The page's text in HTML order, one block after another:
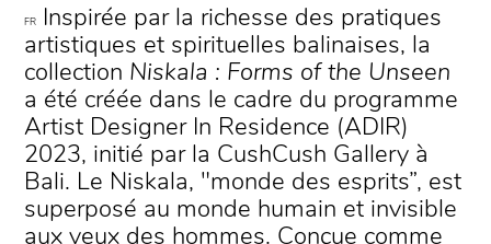
FR
Inspirée par la richesse des pratiques
artistiques et spirituelles balinaises, la
collection Niskala : Forms of the Unseen
a été créée dans le cadre du programme
Artist Designer In Residence (ADIR)
2023, initié par la CushCush Gallery à
Bali. Le Niskala, "monde des esprits”, est
superposé au monde humain et invisible
aux yeux des hommes. Conçue comme